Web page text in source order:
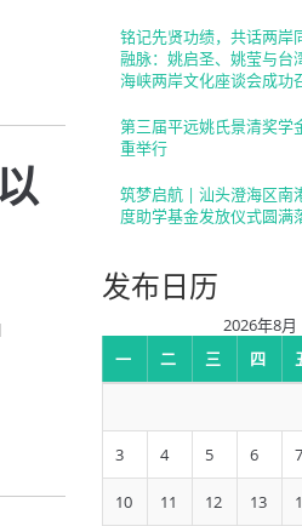
铭记先贤功绩，共话两
融脉：姚启圣、姚莹与台
海峡两岸文化座谈会成功
第三届平远姚氏景清奖学
重举行
筑梦启航 | 汕头澄海区南
度助学基金发放仪式圆满
发布日历
2026年8月
一
二 三 四
3 4 5 6 7
10 11 12 13